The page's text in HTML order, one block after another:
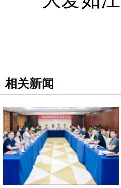
相关新闻